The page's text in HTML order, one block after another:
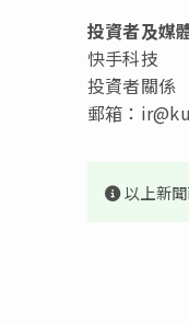
投資者及媒
快手科技
投資者關係
郵箱：
以上新